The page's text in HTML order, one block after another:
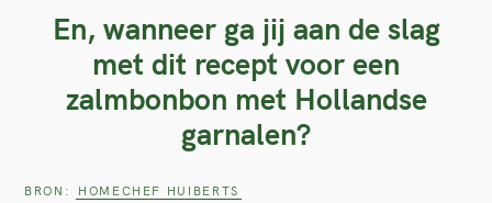
En, wanneer ga jij aan de slag
met dit recept voor een
zalmbonbon met Hollandse
garnalen?
BRON: HOMECHEF HUIBERTS